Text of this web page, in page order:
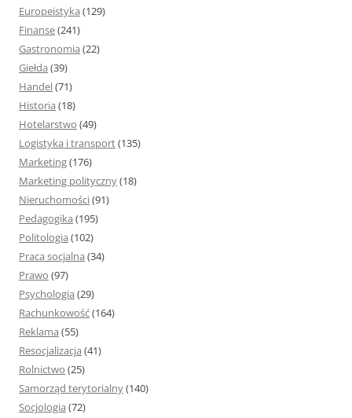
Europeistyka (129)
Finanse(241)
Gastronomia (22)
Giełda (39)
Handel(71)
Historia (18)
Hotelarstwo (49)
Logistyka i transport(135)
Marketing(176)
Marketing polityczny(18)
Nieruchomości(91)
Pedagogika (195)
Politologia (102)
Praca socjalna (34)
Prawo (97)
Psychologia (29)
Rachunkowość(164)
Reklama (55)
Resocjalizacja (41)
Rolnictwo (25)
Samorząd terytorialny(140)
Socjologia (72)